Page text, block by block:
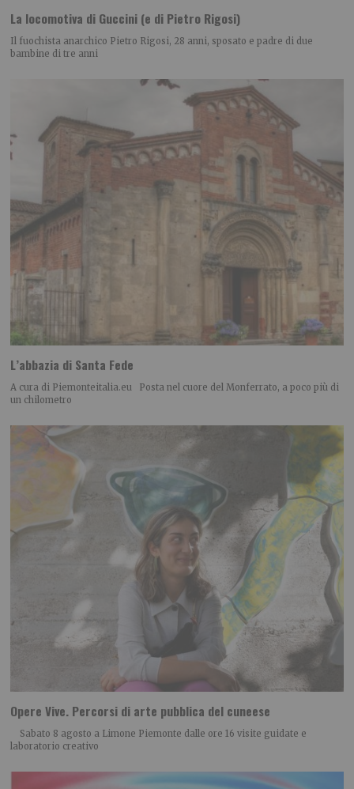
La locomotiva di Guccini (e di Pietro Rigosi)
Il fuochista anarchico Pietro Rigosi, 28 anni, sposato e padre di due
bambine di tre anni
L’abbazia di Santa Fede
A cura di Piemonteitalia.eu Posta nel cuore del Monferrato, a poco più di
un chilometro
Opere Vive. Percorsi di arte pubblica del cuneese
Sabato 8 agosto a Limone Piemonte dalle ore 16 visite guidate e
laboratorio creativo